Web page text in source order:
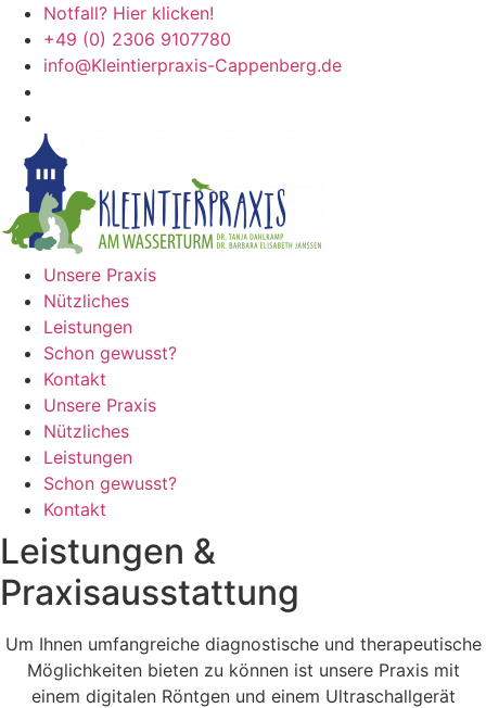
Zum
Inhalt
springen
Notfall? Hier klicken!
+49 (0) 2306 9107780
info@Kleintierpraxis-Cappenberg.de
Unsere Praxis
Nützliches
Leistungen
Schon gewusst?
Kontakt
Unsere Praxis
Nützliches
Leistungen
Schon gewusst?
Kontakt
Leistungen &
Praxisausstattung
Um Ihnen umfangreiche diagnostische und therapeutische
Möglichkeiten bieten zu können ist unsere Praxis mit
einem digitalen Röntgen und einem Ultraschallgerät